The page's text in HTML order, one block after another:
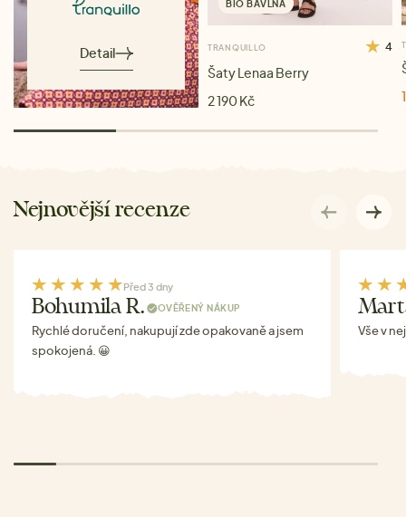
Detail
BIO BAVLNA
TRANQUILLO 4
Šaty Lenaa Berry
2 190 Kč
Nejnovější recenze
Před 3 dny
Bohumila R. OVĚŘENÝ NÁKUP
Rychlé doručení, nakupují zde opakovaně a jsem
spokojená. 😀
Vše v